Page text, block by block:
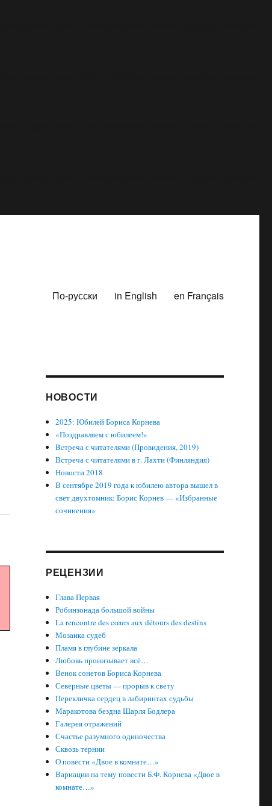
По-русски in English en Français
НОВОСТИ
2025: Юбилей Бориса Корнева
«Поздравляем с юбилеем!»
Bcтреча с читателями (Провидения, 2019)
Встреча с читателями в г. Лахти (Финляндия)
Новости 2018
В сентябре 2019 года к юбилею автора вышел в
свет двухтомник: Борис Корнев — «Избранные
сочинения»
РЕЦЕНЗИИ
Глава Первая
Робинзонада большой войны
La rencontre des cœurs aux détours des destins
Мозаика судеб
Пламя в глубине зеркала
Любовь пронизывает всё…
Венок сонетов Бориса Корнева
Северные цветы — прорыв к свету
Перекличка сердец в лабиринтах судьбы
Маракотова бездна Шарля Бодлера
Галерея отражений
Счастье разумного одиночества
Сквозь тернии
О повести «Двое в комнате…»
Вариации на тему повести Б.Ф. Корнева «Двое в
комнате…»